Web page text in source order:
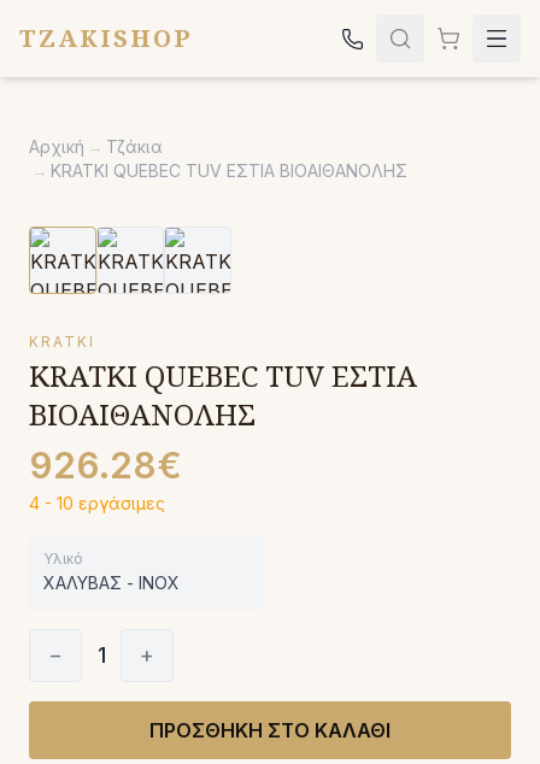
TZAKISHOP
Σόμπες
Κήπος
Εκκλησιαστικά
Σχετικά
Αρχική → Τζάκια
→ KRATKI QUEBEC TUV ΕΣΤΙΑ ΒΙΟΑΙΘΑΝΟΛΗΣ
KRATKI
KRATKI QUEBEC TUV ΕΣΤΙΑ
ΒΙΟΑΙΘΑΝΟΛΗΣ
926.28€
4 - 10 εργάσιμες
Υλικό
ΧΑΛΥΒΑΣ - INOX
− 1 +
ΠΡΟΣΘΗΚΗ ΣΤΟ ΚΑΛΑΘΙ